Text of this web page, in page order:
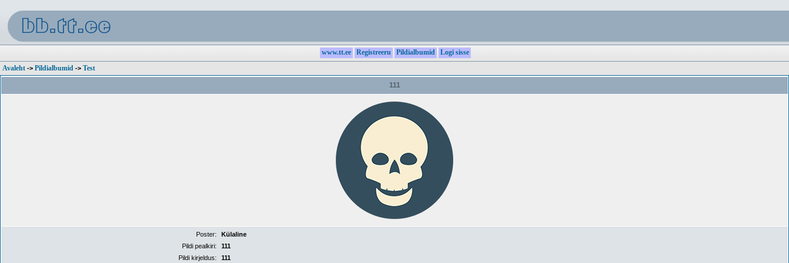
www.tt.ee Registreeru Pildialbumid
Logi sisse
Avaleht -> Pildialbumid -> Test
111
Poster:
Külaline
Pildi pealkiri:
111
Pildi kirjeldus:
111